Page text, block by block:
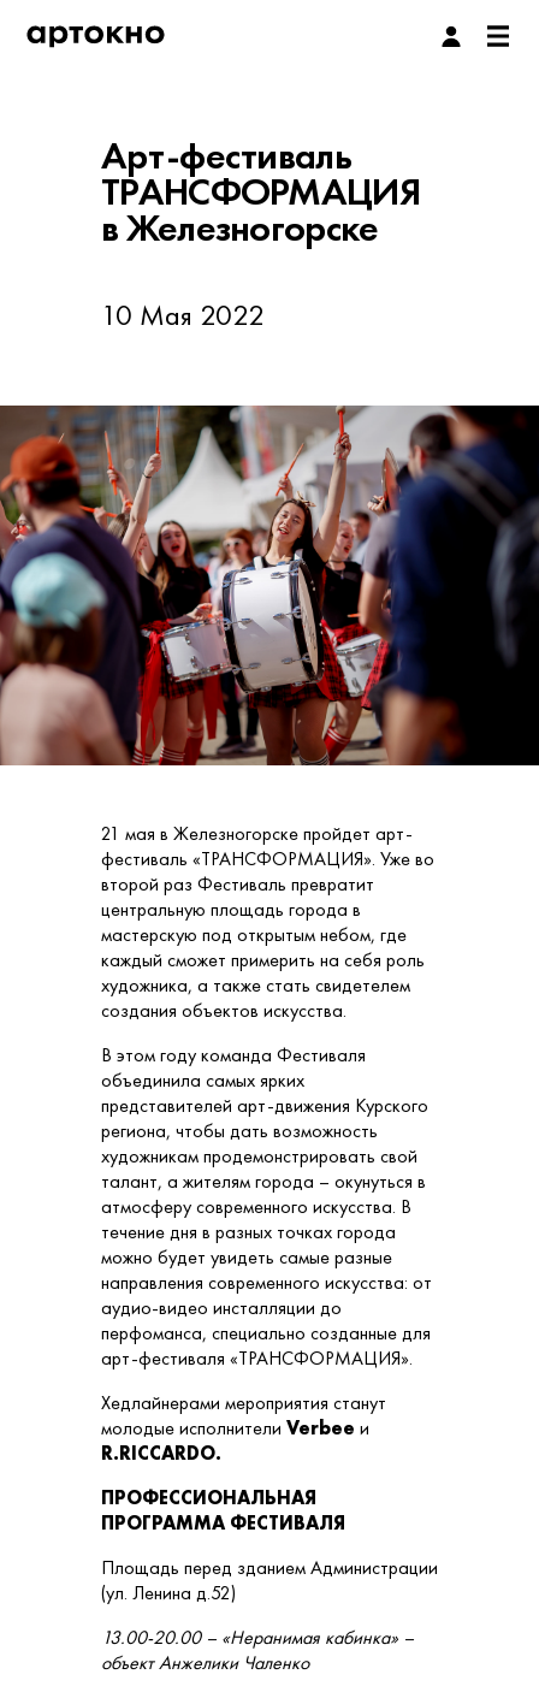
Арт-фестиваль
ТРАНСФОРМАЦИЯ
в Железногорске
10 Мая 2022
21 мая в Железногорске пройдет арт-
фестиваль «ТРАНСФОРМАЦИЯ». Уже во
второй раз Фестиваль превратит
центральную площадь города в
мастерскую под открытым небом, где
каждый сможет примерить на себя роль
художника, а также стать свидетелем
создания объектов искусства.
В этом году команда Фестиваля
объединила самых ярких
представителей арт-движения Курского
региона, чтобы дать возможность
художникам продемонстрировать свой
талант, а жителям города – окунуться в
атмосферу современного искусства. В
течение дня в разных точках города
можно будет увидеть самые разные
направления современного искусства: от
аудио-видео инсталляции до
перфоманса, специально созданные для
арт-фестиваля «ТРАНСФОРМАЦИЯ».
Хедлайнерами мероприятия станут
молодые исполнители Verbee и
R.RICCARDO.
ПРОФЕССИОНАЛЬНАЯ
ПРОГРАММА ФЕСТИВАЛЯ
Площадь перед зданием Администрации
(ул. Ленина д.52)
13.00-20.00 – «Неранимая кабинка» –
объект Анжелики Чаленко